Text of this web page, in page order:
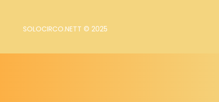
SOLOCIRCO.NETT © 2025